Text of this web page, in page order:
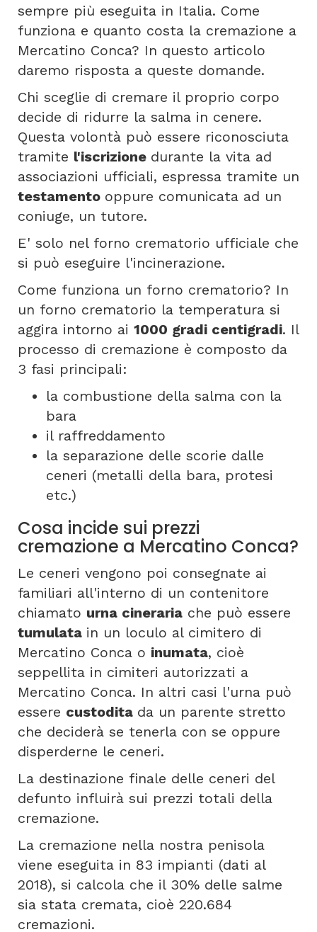
sempre più eseguita in Italia. Come
funziona e quanto costa la cremazione a
Mercatino Conca? In questo articolo
daremo risposta a queste domande.
Chi sceglie di cremare il proprio corpo
decide di ridurre la salma in cenere.
Questa volontà può essere riconosciuta
tramite l'iscrizione durante la vita ad
associazioni ufficiali, espressa tramite un
testamento oppure comunicata ad un
coniuge, un tutore.
E' solo nel forno crematorio ufficiale che
si può eseguire l'incinerazione.
Come funziona un forno crematorio? In
un forno crematorio la temperatura si
aggira intorno ai 1000 gradi centigradi. Il
processo di cremazione è composto da
3 fasi principali:
la combustione della salma con la
bara
il raffreddamento
la separazione delle scorie dalle
ceneri (metalli della bara, protesi
etc.)
Cosa incide sui prezzi
cremazione a Mercatino Conca?
Le ceneri vengono poi consegnate ai
familiari all'interno di un contenitore
chiamato urna cineraria che può essere
tumulata in un loculo al cimitero di
Mercatino Conca o inumata, cioè
seppellita in cimiteri autorizzati a
Mercatino Conca. In altri casi l'urna può
essere custodita da un parente stretto
che deciderà se tenerla con se oppure
disperderne le ceneri.
La destinazione finale delle ceneri del
defunto influirà sui prezzi totali della
cremazione.
La cremazione nella nostra penisola
viene eseguita in 83 impianti (dati al
2018), si calcola che il 30% delle salme
sia stata cremata, cioè 220.684
cremazioni.